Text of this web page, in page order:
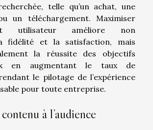
telle qu’un achat, une
un téléchargement. Maximiser
utilisateur améliore non
fidélité et la satisfaction, mais
la réussite des objectifs
en augmentant le taux de
le pilotage de l’expérience
pour toute entreprise.
à l’audience